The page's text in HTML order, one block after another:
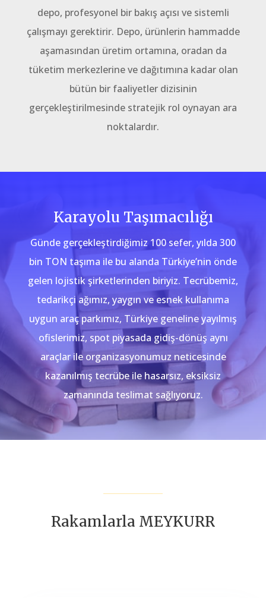
depo, profesyonel bir bakış açısı ve sistemli
çalışmayı gerektirir. Depo, ürünlerin hammadde
aşamasından üretim ortamına, oradan da
tüketim merkezlerine ve dağıtımına kadar olan
bütün bir faaliyetler dizisinin
gerçekleştirilmesinde stratejik rol oynayan ara
noktalardır.
Karayolu Taşımacılığı
Günde gerçekleştirdiğimiz 100 sefer, yılda 300
bin TON taşıma ile bu alanda Türkiye’nin önde
gelen lojistik şirketlerinden biriyiz. Tecrübemiz,
tedarikçi ağımız, yaygın ve esnek kullanıma
uygun araç parkımız, Türkiye geneline yayılmış
ofislerimiz, spot piyasada gidiş-dönüş aynı
araçlar ile organizasyonumuz neticesinde
kazanılmış tecrübe ile hasarsız, eksiksiz
zamanında teslimat sağlıyoruz.
Rakamlarla MEYKURR